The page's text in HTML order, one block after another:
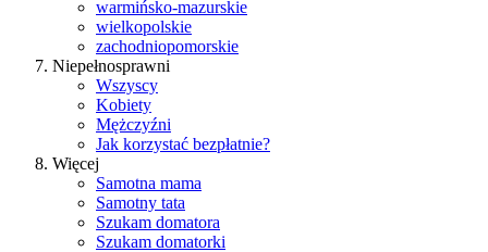
warmińsko-mazurskie
wielkopolskie
zachodniopomorskie
Niepełnosprawni
Wszyscy
Kobiety
Mężczyźni
Jak korzystać bezpłatnie?
Więcej
Samotna mama
Samotny tata
Szukam domatora
Szukam domatorki